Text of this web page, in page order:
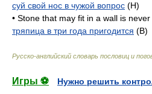
суй свой нос в чужой вопрос (H)
• Stone that may fit in a wall is
тряпица в три года пригодится (B)
Русско-английский словарь пословиц и
Игры ⚽
Нужно решить